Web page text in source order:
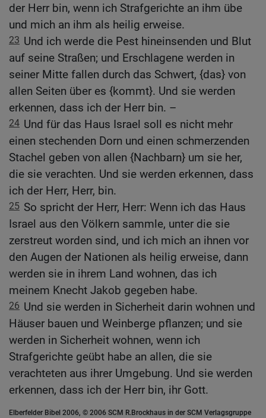
der Herr bin, wenn ich Strafgerichte an ihm übe
und mich an ihm als heilig erweise.
23 Und ich werde die Pest hineinsenden und Blut
auf seine Straßen; und Erschlagene werden in
seiner Mitte fallen durch das Schwert, {das} von
allen Seiten über es {kommt}. Und sie werden
erkennen, dass ich der Herr bin. –
24 Und für das Haus Israel soll es nicht mehr
einen stechenden Dorn und einen schmerzenden
Stachel geben von allen {Nachbarn} um sie her,
die sie verachten. Und sie werden erkennen, dass
ich der Herr, Herr, bin.
25 So spricht der Herr, Herr: Wenn ich das Haus
Israel aus den Völkern sammle, unter die sie
zerstreut worden sind, und ich mich an ihnen vor
den Augen der Nationen als heilig erweise, dann
werden sie in ihrem Land wohnen, das ich
meinem Knecht Jakob gegeben habe.
26 Und sie werden in Sicherheit darin wohnen und
Häuser bauen und Weinberge pflanzen; und sie
werden in Sicherheit wohnen, wenn ich
Strafgerichte geübt habe an allen, die sie
verachteten aus ihrer Umgebung. Und sie werden
erkennen, dass ich der Herr bin, ihr Gott.
Elberfelder Bibel 2006, © 2006 SCM R.Brockhaus in der SCM Verlagsgruppe